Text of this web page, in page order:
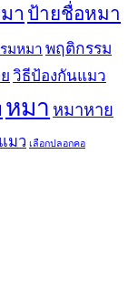
า ป้ายชื่อหมา
มหมา พฤติกรรม
วิธีป้องกันแมว
หมา หมาหาย
มว เลือกปลอกคอ